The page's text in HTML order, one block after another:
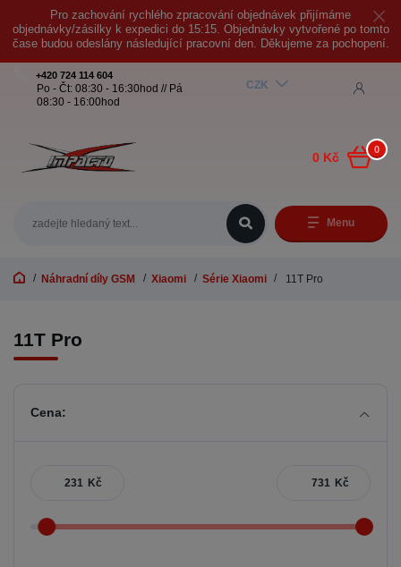
Pro zachování rychlého zpracování objednávek přijímáme
objednávky/zásilky k expedici do 15:15. Objednávky vytvořené po tomto
čase budou odeslány následující pracovní den. Děkujeme za pochopení.
Menu
CZK
+420 724 114 604
Po - Čt: 08:30 - 16:30hod // Pá
08:30 - 16:00hod
0
0 Kč
Náhradní díly GSM Xiaomi Série Xiaomi 11T Pro
11T Pro
Cena:
Kč Kč